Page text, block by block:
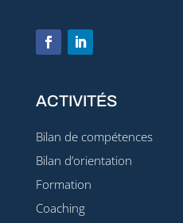
ACTIVITÉS
Bilan de compétences
Bilan d’orientation
Formation
Coaching